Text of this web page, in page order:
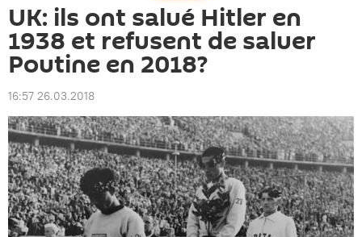
UK: ils ont salué Hitler en
1938 et refusent de saluer
Poutine en 2018?
16:57 26.03.2018